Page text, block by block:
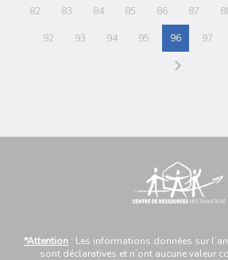
82 83 84 85 86 87
92 93 94 95 96 97
*Attention : Les informations données sur
sont déclaratives et n’ont aucune valeur